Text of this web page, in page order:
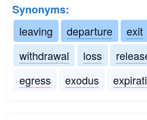
Synonyms:
leaving
departure exit
withdrawal
loss
egress
exodus